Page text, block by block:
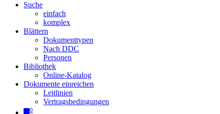
Suche
einfach
komplex
Blättern
Dokumenttypen
Nach DDC
Personen
Bibliothek
Online-Katalog
Dokumente einreichen
Leitlinien
Vertragsbedingungen
0